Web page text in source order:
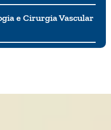
e Cirurgia Vascular